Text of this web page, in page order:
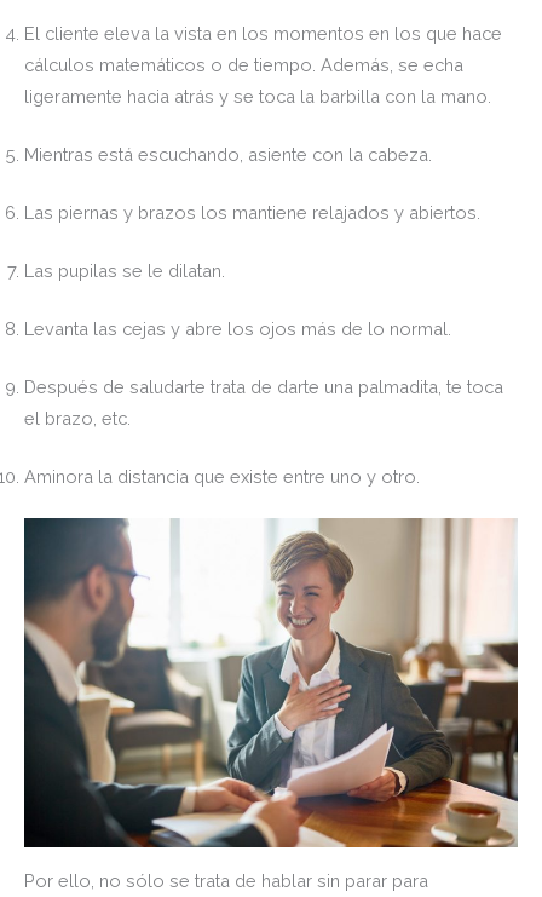
El cliente eleva la vista en los momentos en los que hace
cálculos matemáticos o de tiempo. Además, se echa
ligeramente hacia atrás y se toca la barbilla con la mano.
Mientras está escuchando, asiente con la cabeza.
Las piernas y brazos los mantiene relajados y abiertos.
Las pupilas se le dilatan.
Levanta las cejas y abre los ojos más de lo normal.
Después de saludarte trata de darte una palmadita, te toca
el brazo, etc.
Aminora la distancia que existe entre uno y otro.
Por ello, no sólo se trata de hablar sin parar para